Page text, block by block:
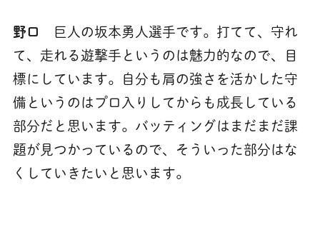
野口
巨人の坂本勇人選手です。打てて、守れ
て、走れる遊撃手というのは魅力的なので、目
標にしています。自分も肩の強さを活かした守
備というのはプロ入りしてからも成長している
部分だと思います。バッティングはまだまだ課
題が見つかっているので、そういった部分はな
くしていきたいと思います。